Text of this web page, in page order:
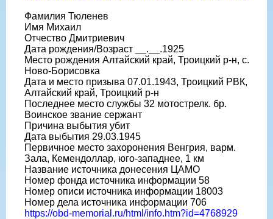
Фамилия Тюленев
Имя Михаил
Отчество Дмитриевич
Дата рождения/Возраст __.__.1925
Место рождения Алтайский край, Троицкий р-н, с.
Ново-Борисовка
Дата и место призыва 07.01.1943, Троицкий РВК,
Алтайский край, Троицкий р-н
Последнее место службы 32 мотострелк. бр.
Воинское звание сержант
Причина выбытия убит
Дата выбытия 29.03.1945
Первичное место захоронения Венгрия, варм.
Зала, Кемендоллар, юго-западнее, 1 км
Название источника донесения ЦАМО
Номер фонда источника информации 58
Номер описи источника информации 18003
Номер дела источника информации 706
https://obd-memorial.ru/html/info.htm?id=4768929